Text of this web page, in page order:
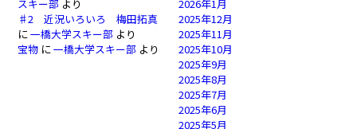
スキー部 より
♯2 近況いろいろ 梅田拓真
に一橋大学スキー部 より
宝物 に一橋大学スキー部 より
2026年1月
2025年12月
2025年11月
2025年10月
2025年9月
2025年8月
2025年7月
2025年6月
2025年5月